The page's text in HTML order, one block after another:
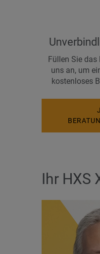
Füllen Sie
uns an, um
kostenloses
Ihr HXS